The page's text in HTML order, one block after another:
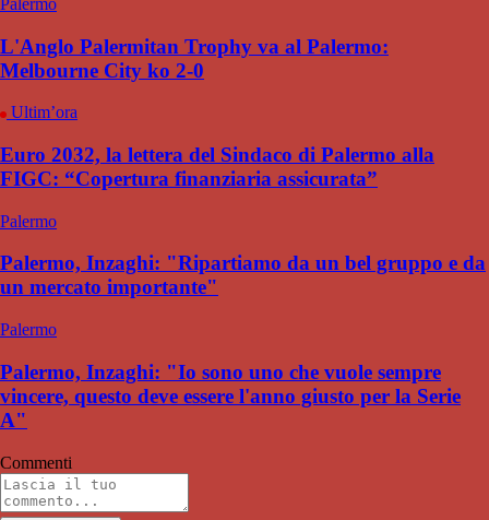
L'Anglo Palermitan Trophy va al Palermo:
Melbourne City ko 2-0
Ultim’ora
Euro 2032, la lettera del Sindaco di Palermo alla
FIGC: “Copertura finanziaria assicurata”
Palermo
Palermo, Inzaghi: "Ripartiamo da un bel gruppo e da
un mercato importante"
Palermo
Palermo, Inzaghi: "Io sono uno che vuole sempre
vincere, questo deve essere l'anno giusto per la Serie
A"
Commenti